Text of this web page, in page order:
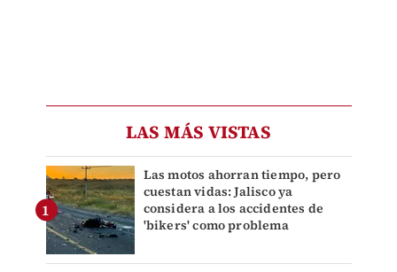
LAS MÁS VISTAS
Las motos ahorran tiempo, pero
cuestan vidas: Jalisco ya
considera a los accidentes de
'bikers' como problema